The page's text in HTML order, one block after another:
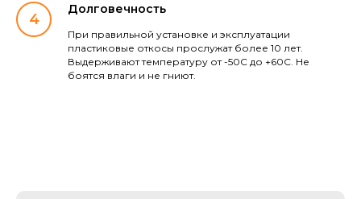
Долговечность
При правильной установке и эксплуатации
пластиковые откосы прослужат более 10 лет.
Выдерживают температуру от -50С до +60С. Не
боятся влаги и не гниют.